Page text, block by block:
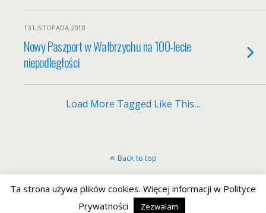
13 LISTOPADA 2018
Nowy Paszport w Wałbrzychu na 100-lecie
niepodległości
Load More Tagged Like This…
Back to top
Mobile Desktop
Ta strona używa plików cookies. Więcej informacji w Polityce
Prywatności
Zezwalam